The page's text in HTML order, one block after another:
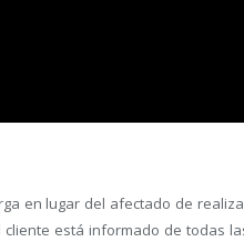
en lugar del afectado de
está informado de todas